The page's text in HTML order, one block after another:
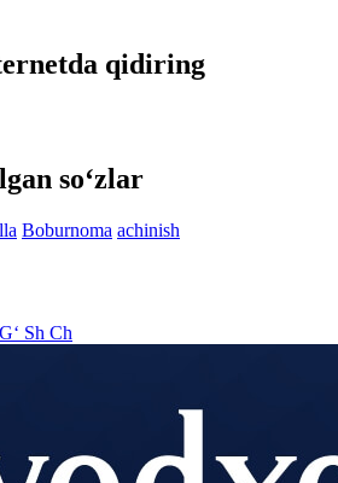
qidiring
so‘zlar
Boburnoma achinish
G‘ Sh Ch